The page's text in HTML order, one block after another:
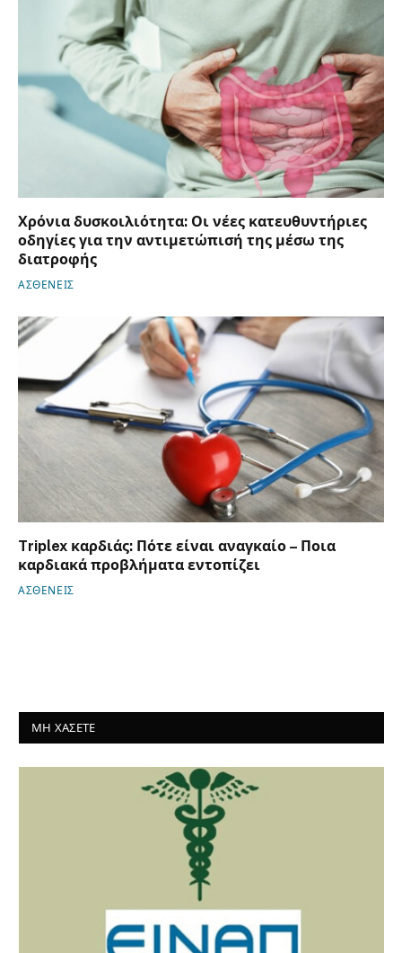
Χρόνια δυσκοιλιότητα: Οι νέες κατευθυντήριες
οδηγίες για την αντιμετώπισή της μέσω της
διατροφής
ΑΣΘΕΝΕΙΣ
Triplex καρδιάς: Πότε είναι αναγκαίο – Ποια
καρδιακά προβλήματα εντοπίζει
ΑΣΘΕΝΕΙΣ
ΜΗ ΧΑΣΕΤΕ